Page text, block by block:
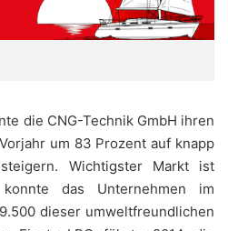
die CNG-Technik GmbH ihren
um 83 Prozent auf knapp
Wichtigster Markt ist
das Unternehmen im
dieser umweltfreundlichen